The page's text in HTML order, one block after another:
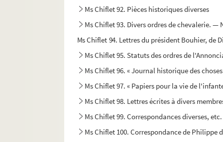
Ms Chiflet 92. Pièces historiques diverses
Ms Chiflet 93. Divers ordres de chevalerie.
Ms Chiflet 94. Lettres du président Bouhier,
Ms Chiflet 95. Statuts des ordres de
Ms Chiflet 96. « Journal historique des
Ms Chiflet 97. « Papiers pour la vie de
Ms Chiflet 98. Lettres écrites à divers
Ms Chiflet 99. Correspondances diverses, etc.
Ms Chiflet 100. Correspondance de